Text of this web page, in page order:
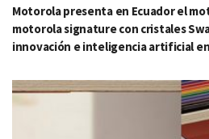
Motorola presenta en Ecuador el
motorola signature con cristales
innovación e inteligencia artificial